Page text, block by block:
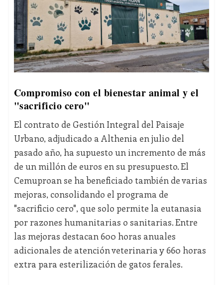
Compromiso con el bienestar animal y el
"sacrificio cero"
El contrato de Gestión Integral del Paisaje
Urbano, adjudicado a Althenia en julio del
pasado año, ha supuesto un incremento de más
de un millón de euros en su presupuesto. El
Cemuproan se ha beneficiado también de varias
mejoras, consolidando el programa de
"sacrificio cero", que solo permite la eutanasia
por razones humanitarias o sanitarias. Entre
las mejoras destacan 600 horas anuales
adicionales de atención veterinaria y 660 horas
extra para esterilización de gatos ferales.